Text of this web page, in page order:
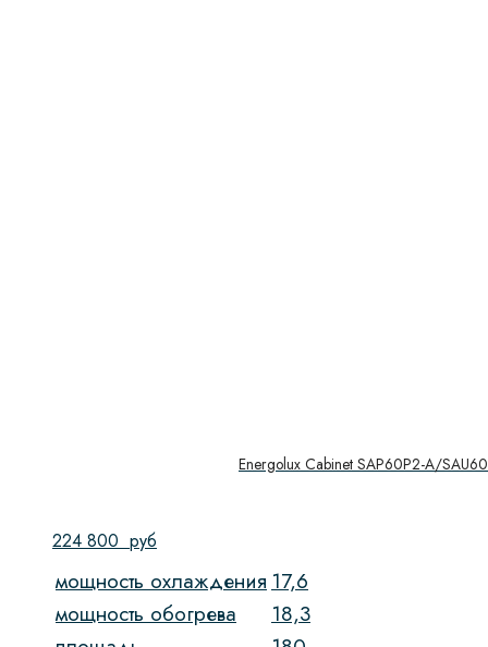
Energolux Cabinet SAP60P2-A/
224 800 руб
мощность охлаждения17,6
мощность обогрева
18,3